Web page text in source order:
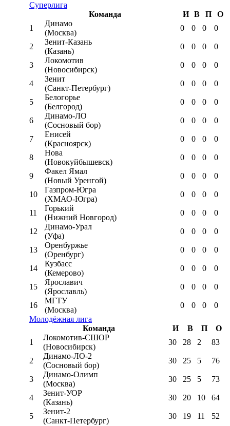
Суперлига
Команда
И В П
О
1
Динамо
(Москва)
0 0 0 0
2
Зенит-Казань
(Казань)
0 0 0 0
3
Локомотив
(Новосибирск)
0 0 0 0
4
Зенит
(Санкт-Петербург)
0 0 0 0
5
Белогорье
(Белгород)
0 0 0 0
6
Динамо-ЛО
(Сосновый бор)
0 0 0 0
7
Енисей
(Красноярск)
0 0 0 0
8
Нова
(Новокуйбышевск)
0 0 0 0
9
Факел Ямал
(Новый Уренгой)
0 0 0 0
10
Газпром-Югра
(ХМАО-Югра)
0 0 0 0
11
Горький
(Нижний Новгород)
0 0 0 0
12
Динамо-Урал
(Уфа)
0 0 0 0
13
Оренбуржье
(Оренбург)
0 0 0 0
14
Кузбасс
(Кемерово)
0 0 0 0
15
Ярославич
(Ярославль)
0 0 0 0
16
МГТУ
(Москва)
0 0 0
0
Молодёжная лига
Команда
И В П
О
1
Локомотив-CШОР
(Новосибирск)
30 28 2 83
2
Динамо-ЛО-2
(Сосновый бор)
30 25 5 76
3
Динамо-Олимп
(Москва)
30 25 5 73
4
Зенит-УОР
(Казань)
30 20 10 64
5
Зенит-2
(Санкт-Петербург)
30 19 11 52